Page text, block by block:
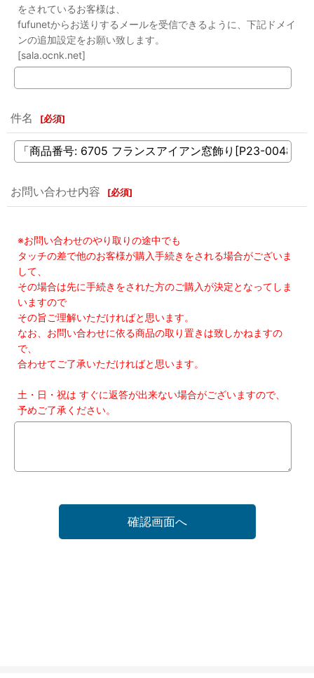
をされているお客様は、
fufunetからお送りするメールを受信できるように、下記ドメイ
ンの追加設定をお願い致します。
[sala.ocnk.net]
件名 [必須]
お問い合わせ内容 [必須]
※お問い合わせのやり取りの途中でも
タッチの差で他のお客様が購入手続きをされる場合がございま
して、
その場合は先に手続きをされた方のご購入が決定となってしま
いますので
その旨ご理解いただければと思います。
なお、お問い合わせに依る商品の取り置きは致しかねますの
で、
合わせてご了承いただければと思います。
土・日・祝は すぐに返答が出来ない場合がございますので、
予めご了承ください。
確認画面へ